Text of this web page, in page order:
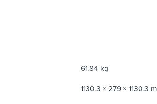
61.84 kg
1130.3 × 279 × 1130.3